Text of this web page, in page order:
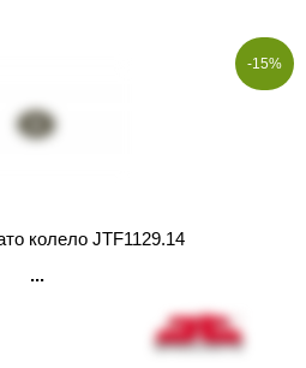
-15%
колело JTF1129.14